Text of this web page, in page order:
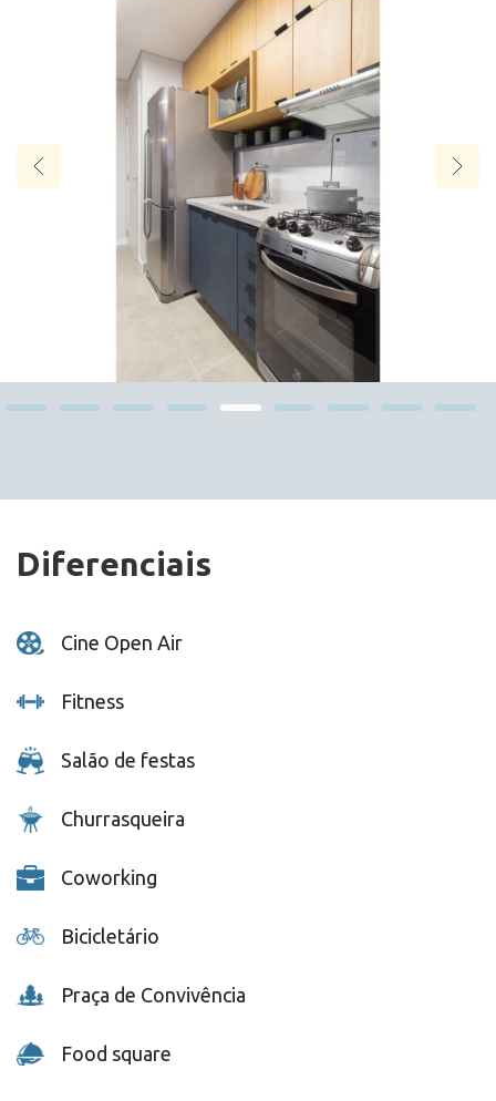
Diferenciais
Cine Open Air
Fitness
Salão de festas
Churrasqueira
Coworking
Bicicletário
Praça de Convivência
Food square